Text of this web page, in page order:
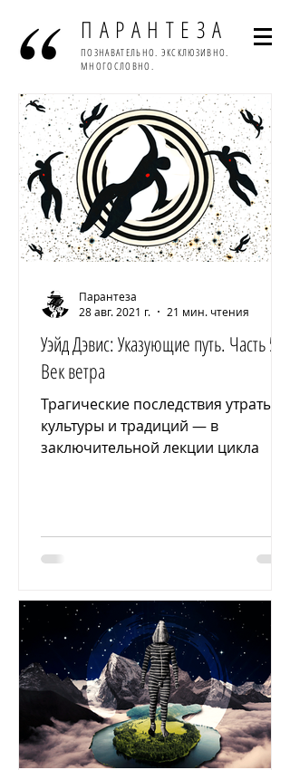
ПАРАНТЕЗА
ПОЗНАВАТЕЛЬНО. ЭКСКЛЮЗИВНО.
МНОГОСЛОВНО.
Уэйд Дэвис: Указующие путь. Часть 5:
Век ветра
Трагические последствия утраты
культуры и традиций — в
заключительной лекции цикла
Парантеза
28 авг. 2021 г.
21 мин. чтения